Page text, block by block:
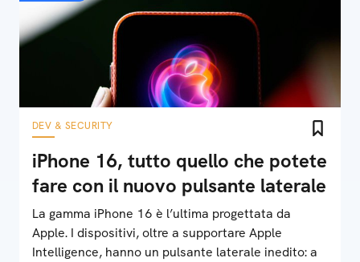
DEV & SECURITY
iPhone 16, tutto quello che potete
fare con il nuovo pulsante laterale
La gamma iPhone 16 è l’ultima progettata da
Apple. I dispositivi, oltre a supportare Apple
Intelligence, hanno un pulsante laterale inedito: a